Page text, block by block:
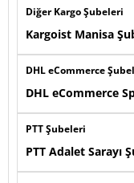
Diğer Kargo Şubeleri
Kargoist Manisa
DHL eCommerce
DHL eCommerce
PTT Şubeleri
PTT Adalet Sarayı